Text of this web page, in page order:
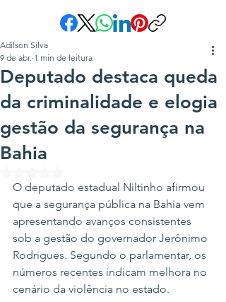
Deputado destaca queda
da criminalidade e elogia
gestão da segurança na
Bahia
Adilson Silva
9 de abr. 1 min de leitura
O deputado estadual Niltinho afirmou
que a segurança pública na Bahia vem
apresentando avanços consistentes
sob a gestão do governador Jerônimo
Rodrigues. Segundo o parlamentar, os
números recentes indicam melhora no
cenário da violência no estado.